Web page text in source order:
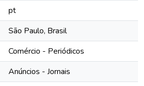
pt
São Paulo, Brasil
Comércio - Periódicos
Anúncios - Jornais